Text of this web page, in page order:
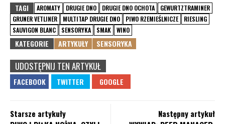
TAGI AROMATY DRUGIE DNO DRUGIE DNO OCHOTA
GEWURTZTRAMINER
GRUNER VETLINER
MULTITAP DRUGIE DNO PIWO RZEMIEŚLNICZE
RIESLING
SAUVIGON BLANC
SENSORYKA SMAK WINO
KATEGORIE ARTYKUŁY SENSORYKA
UDOSTĘPNIJ TEN ARTYKUŁ
Starsze artykuły Następny artykuł